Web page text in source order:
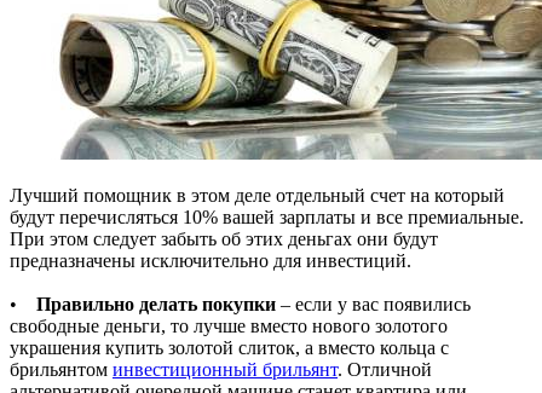
Лучший помощник в этом деле отдельный счет на который
будут перечисляться 10% вашей зарплаты и все премиальные.
При этом следует забыть об этих деньгах они будут
предназначены исключительно для инвестиций.
• Правильно делать покупки – если у вас появились
свободные деньги, то лучше вместо нового золотого
украшения купить золотой слиток, а вместо кольца с
брильянтом инвестиционный брильянт. Отличной